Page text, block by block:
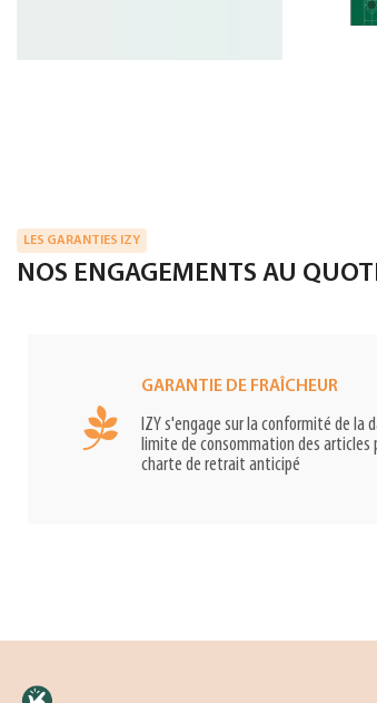
LES GARANTIES IZY
NOS ENGAGEMENTS AU
GARANTIE DE FRAÎCHEUR
IZY s'engage sur la conformité de la
limite de consommation des articles
charte de retrait anticipé